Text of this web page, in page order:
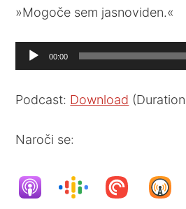
»Mogoče sem jasnoviden.«
Audio
Player
00:00
Podcast: Download
Naroči se: